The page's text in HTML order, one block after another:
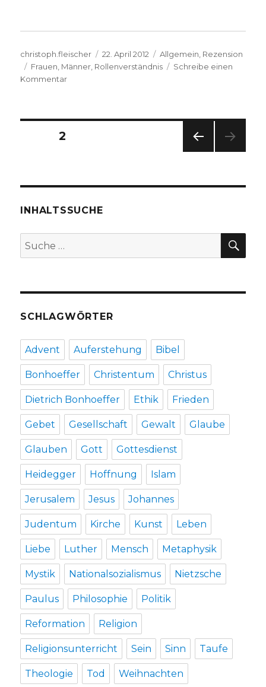
Autor
christoph.fleischer
Veröffentlicht
am
22. April 2012 Kategorien
Allgemein, Rezension
Schlagwörter
Frauen, Männer, Rollenverständnis
Schreibe einen
Kommentarzu
Fleischer,
2012
Seitennummerierung
Beiträge
SEIT
SEITE2
INHALTSSUCHE
Suche
nach:
SCHLAGWÖRTER
Advent Auferstehung Bibel
Bonhoeffer Christentum Christus
Dietrich Bonhoeffer Ethik Frieden
Gebet Gesellschaft Gewalt Glaube
Glauben Gott Gottesdienst
Heidegger Hoffnung Islam
Jerusalem Jesus Johannes
Judentum Kirche Kunst Leben
Liebe Luther Mensch Metaphysik
Mystik Nationalsozialismus Nietzsche
Paulus Philosophie Politik
Reformation Religion
Religionsunterricht Sein Sinn Taufe
Theologie Tod Weihnachten